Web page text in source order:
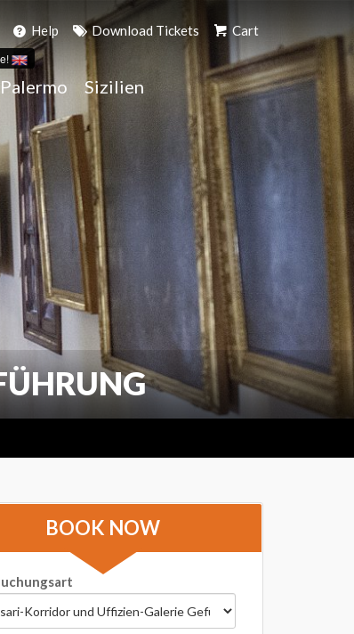
Help Download Tickets Cart
Palermo Sizilien
BOOK NOW